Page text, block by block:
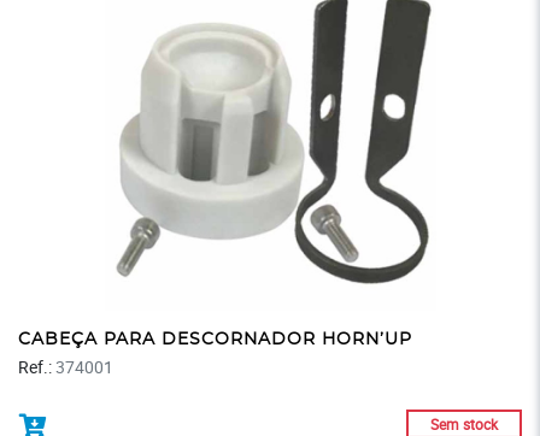
CABEÇA PARA DESCORNADOR HORN’UP
Ref.:374001
Sem stock